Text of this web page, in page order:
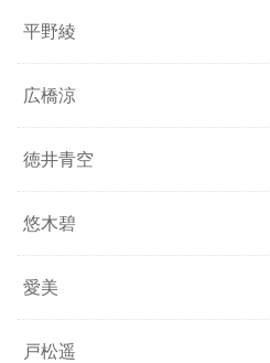
平野綾
広橋涼
徳井青空
悠木碧
愛美
戸松遥